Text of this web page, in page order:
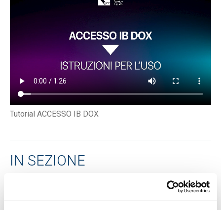
Tutorial ACCESSO IB DOX
IN SEZIONE
Tutorial accettazione proposta contrattuale